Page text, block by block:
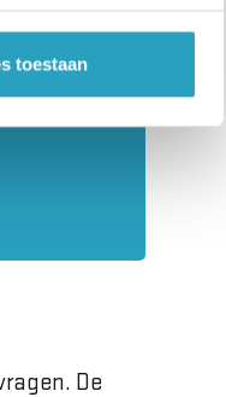
toestaan
én
De